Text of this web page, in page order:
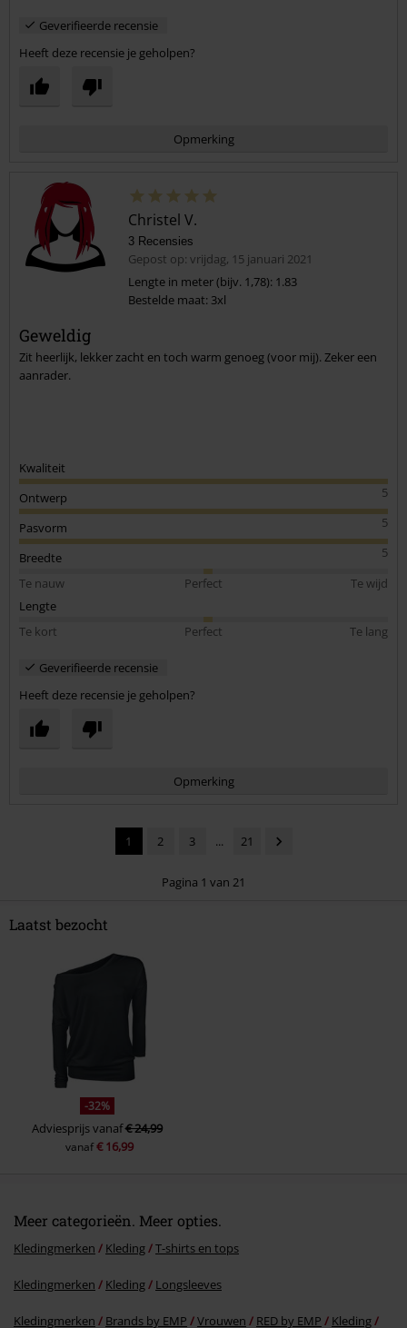
Geverifieerde recensie
Heeft deze recensie je geholpen?
Opmerking
Commentaar versturen
Christel V.
3 Recensies
Gepost op: vrijdag, 15 januari 2021
Lengte in meter (bijv. 1,78): 1.83
Bestelde maat: 3xl
Geweldig
Zit heerlijk, lekker zacht en toch warm genoeg (voor mij). Zeker een
aanrader.
Kwaliteit
5
Ontwerp
5
Pasvorm
5
Breedte
Te nauw
Perfect
Te wijd
Lengte
Te kort
Perfect Te lang
Geverifieerde recensie
Heeft deze recensie je geholpen?
Opmerking
Commentaar versturen
1 2 3 ... 21
Pagina 1 van 21
Laatst bezocht
-32%
Adviesprijsvanaf€ 24,99
vanaf€ 16,99
Meer categorieën. Meer opties.
Kledingmerken Kleding T-shirts en tops
Kledingmerken Kleding Longsleeves
Kledingmerken Brands by EMP Vrouwen RED by EMP Kleding